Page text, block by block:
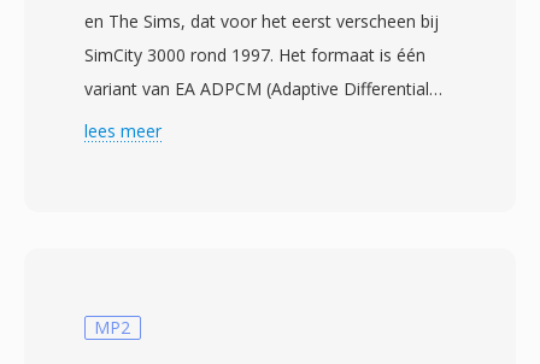
en The Sims, dat voor het eerst verscheen bij
SimCity 3000 rond 1997. Het formaat is één
variant van EA ADPCM (Adaptive Differential
Pulse-Code Modulation) op maat gemaakt
audiosamples in plaats van absolute waarden
lees meer
MP2